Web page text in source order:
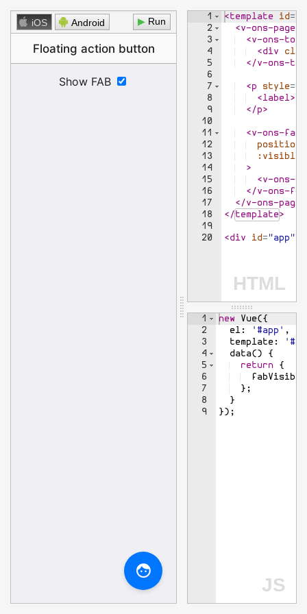
▶
iOS Android
HTML
1
2
3
4
5
6
7
8
9
10
11
12
13
14
15
16
17
18
19
20
<template id =
<v-ons-page>
<v-ons-
<div
</v-ons-
<p style=
<label>
</p>
<v-ons-fab
position
:visible
>
<v-ons-
</v-ons-fab
</v-ons-page
</template>
<div id ="app"
JS
1
2
3
4
5
6
7
8
9
new Vue({
el : '#app' ,
template:
data()
{
return
{
fabVisible
} ;
}
}) ;